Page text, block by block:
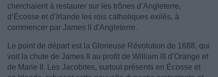
cherchaient à restaurer sur les trônes d’Angleterre,
d’Écosse et d’Irlande les rois catholiques exilés, à
commencer par James II d'Angleterre.
Le point de départ est la Glorieuse Révolution de 1688, qui
voit la chute de James II au profit de William III d’Orange et
de Marie II. Les Jacobites, surtout présents en Écosse et